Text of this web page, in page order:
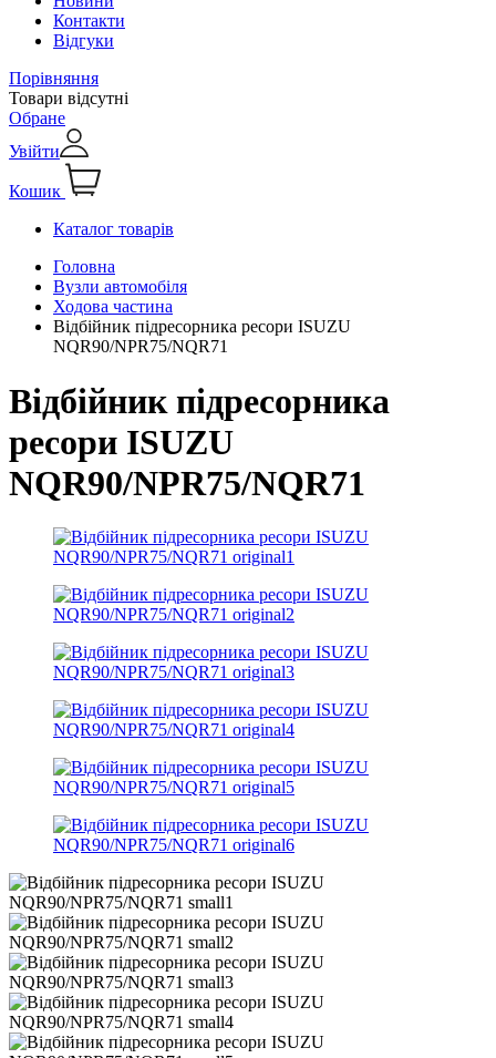
Контакти
Відгуки
Порівняння
Товари відсутні
Обране
Увійти
Кошик
Каталог товарів
Головна
Вузли автомобіля
Ходова частина
Відбійник підресорника ресори ISUZU
NQR90/NPR75/NQR71
Відбійник підресорника
ресори ISUZU
NQR90/NPR75/NQR71